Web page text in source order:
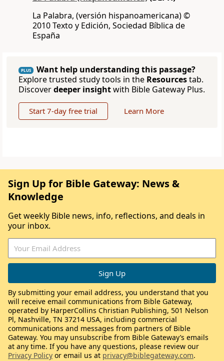
La Palabra, (versión hispanoamericana) ©
2010 Texto y Edición, Sociedad Bíblica de
España
PLUS
Want help understanding this passage?
Explore trusted study tools in the Resourcestab.
Discoverdeeper insightwith Bible Gateway Plus.
Start 7-day free trial Learn More
Sign Up for Bible Gateway: News &
Knowledge
Get weekly Bible news, info, reflections, and deals in
your inbox.
By submitting your email address, you understand that you
will receive email communications from Bible Gateway,
operated by HarperCollins Christian Publishing, 501 Nelson
Pl, Nashville, TN 37214 USA, including commercial
communications and messages from partners of Bible
Gateway. You may unsubscribe from Bible Gateway’s emails
at any time. If you have any questions, please review our
Privacy Policy or email us at privacy@biblegateway.com.